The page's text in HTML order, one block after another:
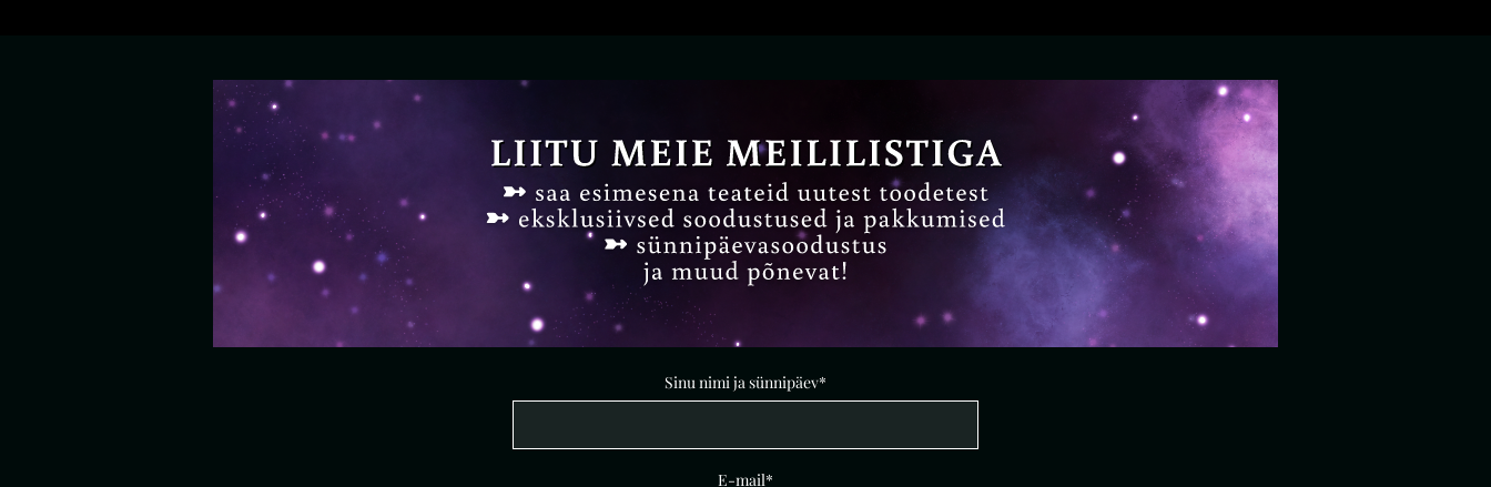
Sinu nimi ja sünnipäev
E-mail